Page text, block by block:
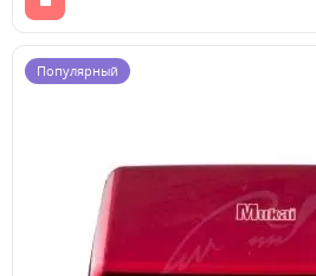
Популярный